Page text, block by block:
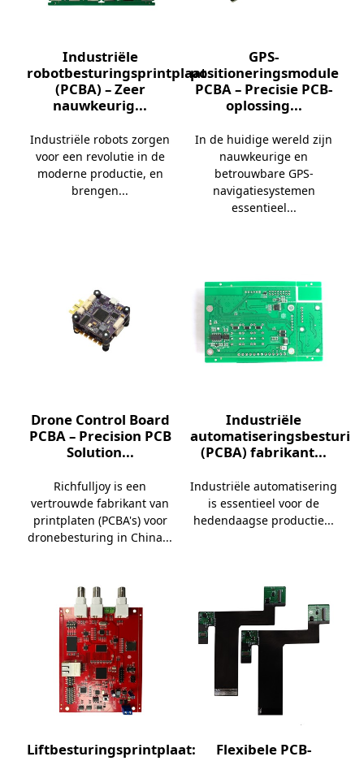
Industriële
robotbesturingsprintplaat
(PCBA) – Zeer
nauwkeurig...
Industriële robots zorgen
voor een revolutie in de
moderne productie, en
brengen...
GPS-
positioneringsmodule
PCBA – Precisie PCB-
oplossing...
In de huidige wereld zijn
nauwkeurige en
betrouwbare GPS-
navigatiesystemen
essentieel...
Drone Control Board
PCBA – Precision PCB
Solution...
Richfulljoy is een
vertrouwde fabrikant van
printplaten (PCBA's) voor
dronebesturing in China...
Industriële
(PCBA) fabrikant...
Industriële automatisering
is essentieel voor de
hedendaagse productie...
Liftbesturingsprintplaat:
Flexibele PCB-